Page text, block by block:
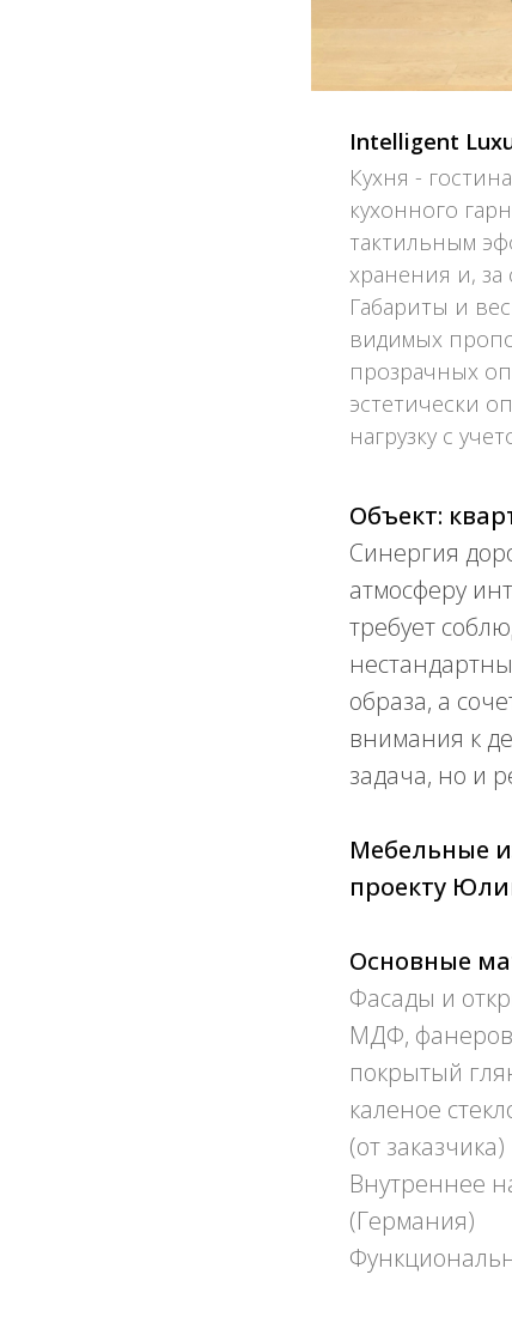
Intelligent
Кухня -
кухонного
тактильным
хранения и, за
Габариты и
видимых
прозрачных
эстетически
нагрузку с
Объект:
Синергия
атмосферу
требует
образа, а
внимания к
задача, но и
Мебельные
проекту
Основные
Фасады и
МДФ,
покрытый
каленое
(от заказчика)
Внутреннее
(Германия)